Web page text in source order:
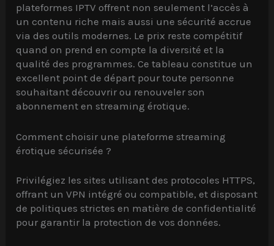
plateformes IPTV offrent non seulement l’accès à
un contenu riche mais aussi une sécurité accrue
via des outils modernes. Le prix reste compétitif
quand on prend en compte la diversité et la
qualité des programmes. Ce tableau constitue un
excellent point de départ pour toute personne
souhaitant découvrir ou renouveler son
abonnement en streaming érotique.
Comment choisir une plateforme streaming
érotique sécurisée ?
Privilégiez les sites utilisant des protocoles HTTPS,
offrant un VPN intégré ou compatible, et disposant
de politiques strictes en matière de confidentialité
pour garantir la protection de vos données.